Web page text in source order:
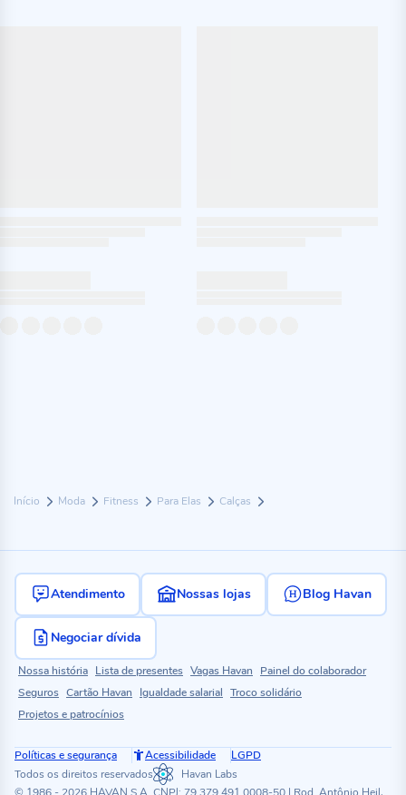
Início Moda Fitness Para Elas Calças
Atendimento Nossas lojas Blog Havan
Negociar dívida
Nossa história Lista de presentes Vagas Havan
Painel do colaborador
Seguros Cartão Havan Igualdade salarial Troco solidário
Projetos e patrocínios
Políticas e segurança Acessibilidade
LGPD
Todos os direitos reservados
Havan Labs